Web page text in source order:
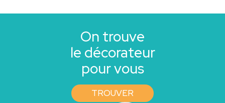
On trouve
le décorateur
pour vous
TROUVER